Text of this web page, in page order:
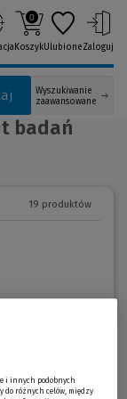
Wyszukiwanie
zaawansowane
0
KoszykUlubioneZaloguj
badań
19 produktów
Promocja!
i innych podobnych
do różnych celów, między